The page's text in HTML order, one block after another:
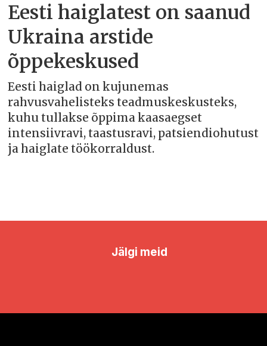
Eesti haiglatest on saanud
Ukraina arstide
õppekeskused
Eesti haiglad on kujunemas
rahvusvahelisteks teadmuskeskusteks,
kuhu tullakse õppima kaasaegset
intensiivravi, taastusravi, patsiendiohutust
ja haiglate töökorraldust.
Jälgi meid